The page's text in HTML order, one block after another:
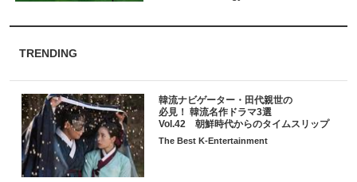
TRENDING
韓流ナビゲーター・田代親世の
必見！ 韓流名作ドラマ3選
Vol.42 朝鮮時代からのタイムスリップ
The Best K-Entertainment